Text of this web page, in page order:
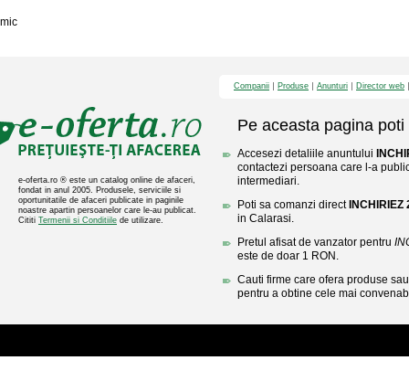
mic
e-oferta.ro ® este un catalog online de afaceri,
fondat in anul 2005. Produsele, serviciile si
oportunitatile de afaceri publicate in paginile
noastre apartin persoanelor care le-au publicat.
Cititi Termenii si Conditiile de utilizare.
Companii Produse Anunturi Director web
Pe aceasta pagina poti
Accesezi detaliile anuntului
contactezi persoana care l-a
intermediari.
Poti sa comanzi direct
in Calarasi.
Pretul afisat de vanzator pentru
este de doar 1 RON.
Cauti firme care ofera produse
pentru a obtine cele mai